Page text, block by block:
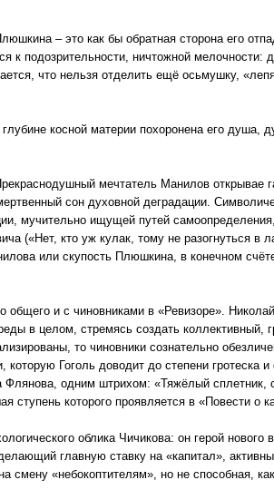
– это как бы обратная сторона его
подозрительности, ничтожной мелочности:
что нельзя отделить ещё осьмушку,
косной материи похоронена его душа,
мечтатель Манилов открывае
сон духовной деградации.
мучительно ищущей путей
(«Нет, кто уж кулак, тому не разогнуться в
или скупость Плюшкина, в конечном
и с чиновниками в «Ревизоре».
в целом, стремясь создать коллективный,
то чиновники сознательно
которую Гоголь доводит до степени гротеска
Флянова, одним штрихом: «Тяжёлый сплетник,
которого проявляется в «Повести о
облика Чичикова: он герой нового
главную ставку на «капитал»,
«небокоптителям», но не способная,